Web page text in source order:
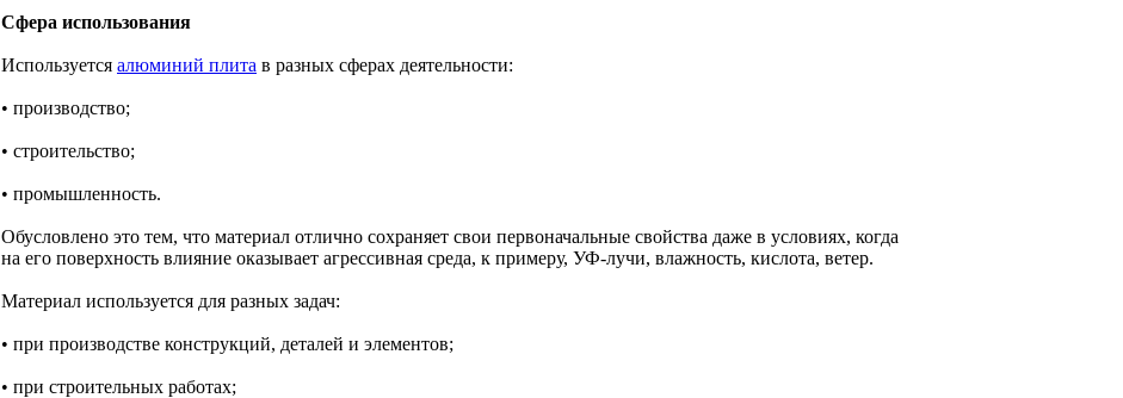
Сфера использования
Используется алюминий плита в разных сферах деятельности:
• производство;
• строительство;
• промышленность.
Обусловлено это тем, что материал отлично сохраняет свои первоначальные свойства даже в условиях, когда
на его поверхность влияние оказывает агрессивная среда, к примеру, УФ-лучи, влажность, кислота, ветер.
Материал используется для разных задач:
• при производстве конструкций, деталей и элементов;
• при строительных работах;